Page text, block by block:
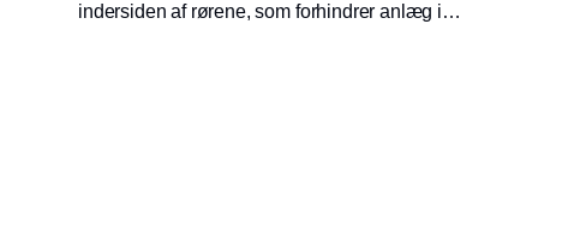
indersiden af rørene, som forhindrer anlæg i at